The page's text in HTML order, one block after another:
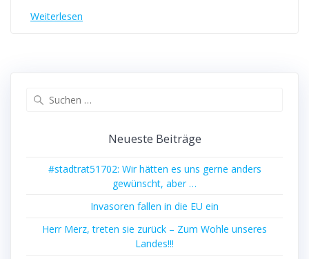
Weiterlesen
Neueste Beiträge
#stadtrat51702: Wir hätten es uns gerne anders
gewünscht, aber …
Invasoren fallen in die EU ein
Herr Merz, treten sie zurück – Zum Wohle unseres
Landes!!!